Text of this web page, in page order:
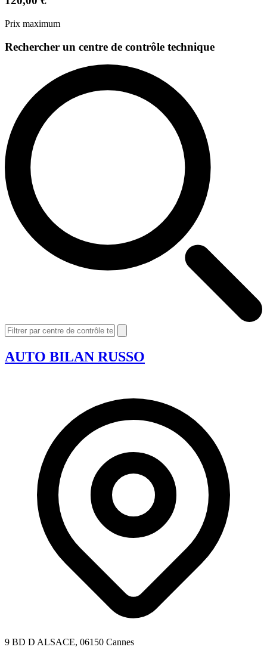
Prix maximum
Rechercher un centre de contrôle technique
AUTO BILAN RUSSO
9 BD D ALSACE, 06150 Cannes